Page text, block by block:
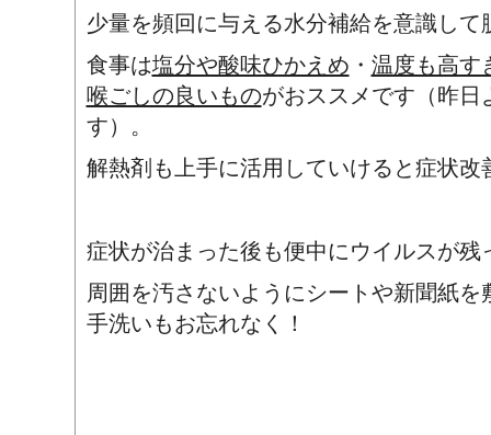
少量を頻回に与える水分補給を意識して
食事は塩分や酸味ひかえめ ・ 温度も高す
喉ごしの良いものがおススメです（昨日
す）。
解熱剤も上手に活用していけると症状改
症状が治まった後も便中にウイルスが残
周囲を汚さないようにシートや新聞紙
手洗いもお忘れなく！